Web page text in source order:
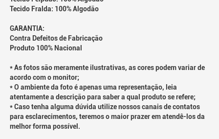
Tecido Fralda: 100% Algodão
GARANTIA:
Contra Defeitos de Fabricação
Produto 100% Nacional
* As fotos são meramente ilustrativas, as cores podem variar de
acordo com o monitor;
* O ambiente da foto é apenas uma representação, leia
atentamente a descrição para saber a qual produto se refere;
* Caso tenha alguma dúvida utilize nossos canais de contatos
para esclarecimentos, teremos o maior prazer em atendê-los da
melhor forma possível.